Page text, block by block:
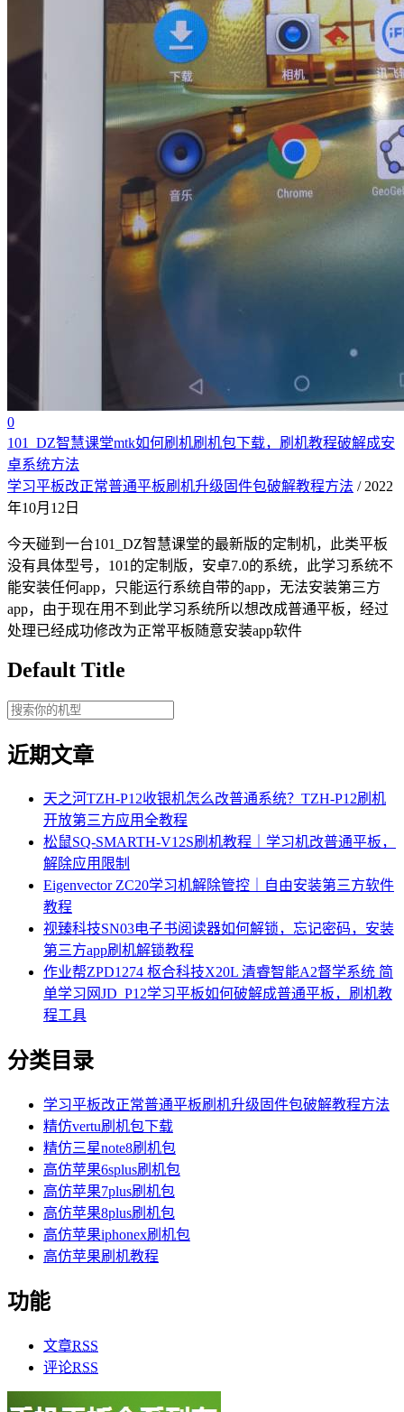
0
101_DZ智慧课堂mtk如何刷机刷机包下载，刷机教程破解成安
卓系统方法
学习平板改正常普通平板刷机升级固件包破解教程方法 / 2022
年10月12日
今天碰到一台101_DZ智慧课堂的最新版的定制机，此类平板
没有具体型号，101的定制版，安卓7.0的系统，此学习系统不
能安装任何app，只能运行系统自带的app，无法安装第三方
app，由于现在用不到此学习系统所以想改成普通平板，经过
处理已经成功修改为正常平板随意安装app软件
Default Title
近期文章
天之河TZH-P12收银机怎么改普通系统？TZH-P12刷机
开放第三方应用全教程
松鼠SQ-SMARTH-V12S刷机教程｜学习机改普通平板，
解除应用限制
Eigenvector ZC20学习机解除管控｜自由安装第三方软件
教程
视臻科技SN03电子书阅读器如何解锁，忘记密码，安装
第三方app刷机解锁教程
作业帮ZPD1274 枢合科技X20L 清睿智能A2督学系统 简
单学习网JD_P12学习平板如何破解成普通平板，刷机教
程工具
分类目录
学习平板改正常普通平板刷机升级固件包破解教程方法
精仿vertu刷机包下载
精仿三星note8刷机包
高仿苹果6splus刷机包
高仿苹果7plus刷机包
高仿苹果8plus刷机包
高仿苹果iphonex刷机包
高仿苹果刷机教程
功能
文章RSS
评论RSS